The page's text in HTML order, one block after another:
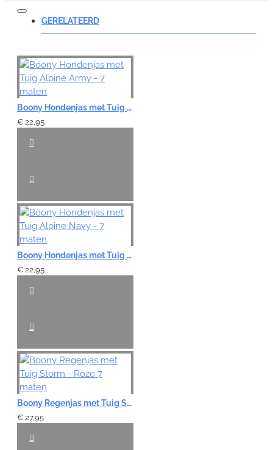
Opmerking:
Note:HTML-code wordt niet vertaald!
Waardering:
Slecht
GERELATEERD
Boony Hondenjas met Tuig Alpine Army - 7 maten
€ 22,95
Boony Hondenjas met Tuig Alpine Navy - 7 maten
€ 22,95
Boony Regenjas met Tuig Storm - Roze 7 maten
€ 27,95